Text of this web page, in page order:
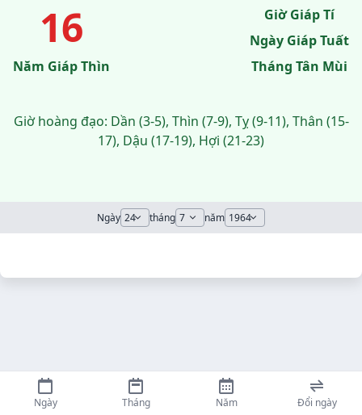
16
Năm Giáp Thìn
Giờ Giáp Tí
Ngày Giáp Tuất
Tháng Tân Mùi
Giờ hoàng đạo: Dần (3-5), Thìn (7-9), Tỵ (9-11), Thân (15-
17), Dậu (17-19), Hợi (21-23)
Ngày tháng năm
Ngày Tháng Năm Đổi ngày